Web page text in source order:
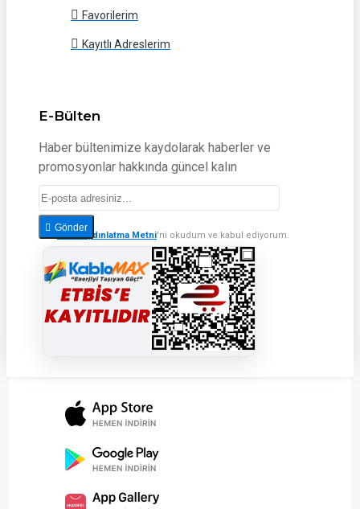
Favorilerim
Kayıtlı Adreslerim
E-Bülten
Haber bültenimize kaydolarak haberler ve
promosyonlar hakkında güncel kalın
Gönder
KVKK Aydınlatma Metni'ni okudum ve kabul ediyorum.